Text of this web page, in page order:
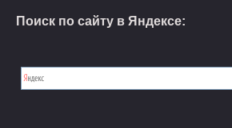
Поиск по сайту в Яндексе: